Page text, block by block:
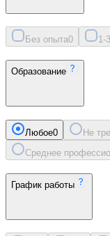
Без опыта0 1-
Образование
Любое0 Не
Среднее
График работы